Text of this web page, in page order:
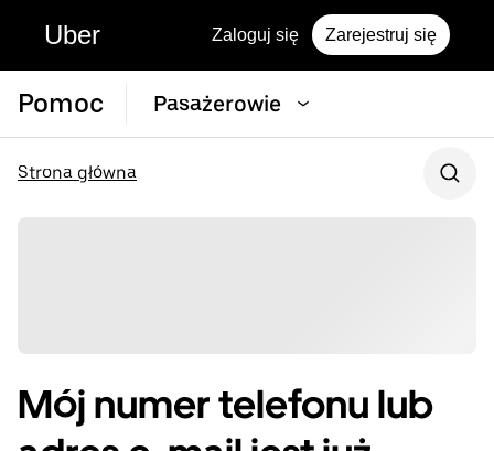
Uber Zaloguj się Zarejestruj się
Pomoc Pasażerowie
Strona główna
Mój numer telefonu lub